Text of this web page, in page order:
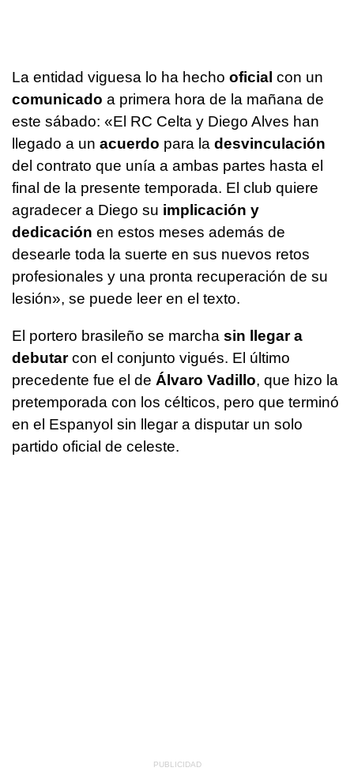
La entidad viguesa lo ha hecho oficial con un
comunicado a primera hora de la mañana de
este sábado: «El RC Celta y Diego Alves han
llegado a un acuerdo para la desvinculación
del contrato que unía a ambas partes hasta el
final de la presente temporada. El club quiere
agradecer a Diego su implicación y
dedicación en estos meses además de
desearle toda la suerte en sus nuevos retos
profesionales y una pronta recuperación de su
lesión», se puede leer en el texto.
El portero brasileño se marcha sin llegar a
debutarcon el conjunto vigués. El último
precedente fue el de Álvaro Vadillo, que hizo la
pretemporada con los célticos, pero que terminó
en el Espanyol sin llegar a disputar un solo
partido oficial de celeste.